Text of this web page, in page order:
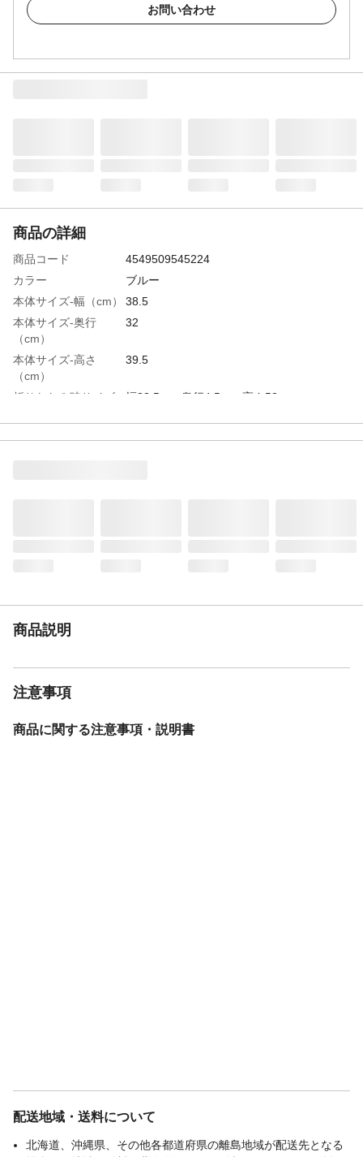
お問い合わせ
商品の詳細
商品コード
4549509545224
カラー
ブルー
本体サイズ-幅（cm）
38.5
本体サイズ-奥行
（cm）
32
本体サイズ-高さ
（cm）
39.5
折りたたみ時サイズ
幅38.5cm×奥行4.5cm×高さ53cm
商品説明
注意事項
商品に関する注意事項・説明書
配送地域・送料について
北海道、沖縄県、その他各都道府県の離島地域が配送先となる